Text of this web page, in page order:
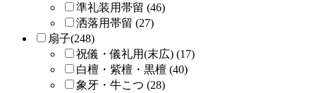
準礼装用帯留 (46)
洒落用帯留 (27)
扇子(248)
祝儀・儀礼用(末広) (17)
白檀・紫檀・黒檀 (40)
象牙・牛こつ (28)